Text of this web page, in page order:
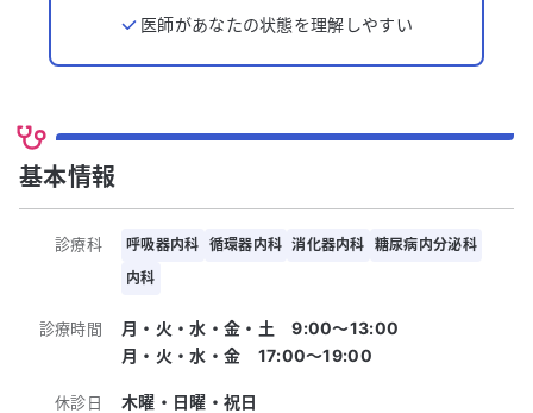
医師があなたの状態を理解しやすい
基本情報
診療科 呼吸器内科 循環器内科 消化器内科 糖尿病内分泌科
内科
診療時間
月・火・水・金・土 9:00〜13:00
月・火・水・金 17:00〜19:00
休診日 木曜・日曜・祝日